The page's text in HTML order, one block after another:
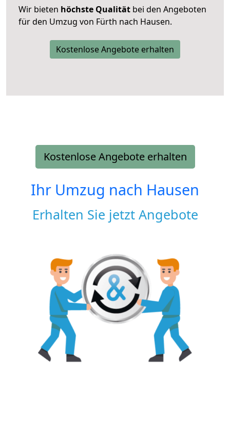
Wir bieten höchste Qualität bei den Angeboten
für den Umzug von Fürth nach Hausen.
Kostenlose Angebote erhalten
Kostenlose Angebote erhalten
Ihr Umzug nach Hausen
Erhalten Sie jetzt Angebote